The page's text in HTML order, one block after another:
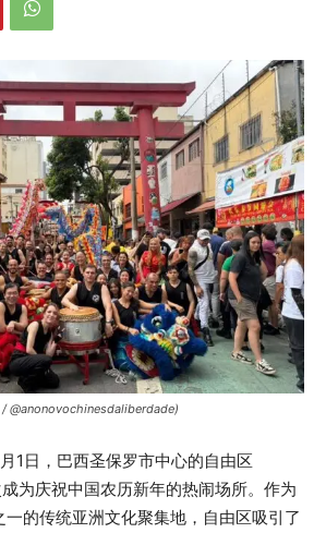
/ @anonovochinesdaliberdade)
1日，巴西圣保罗市中心的自由区
为庆祝中国农历新年的热闹场所。作为
的传统亚洲文化聚集地，自由区吸引了